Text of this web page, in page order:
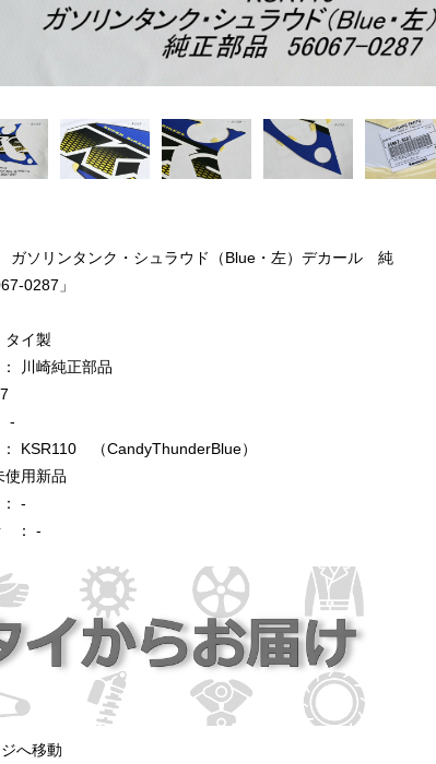
ガソリンタンク・シュラウド（Blue・左）デカール 純
0287」
イ製
川崎純正部品
-
KSR110 （CandyThunderBlue）
用新品
-
： -
へ移動